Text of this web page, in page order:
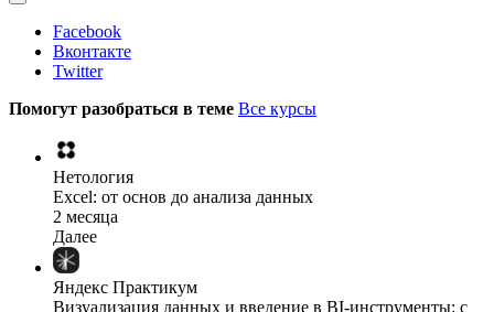
Facebook
Вконтакте
Twitter
Помогут разобраться в теме Все курсы
Нетология
Excel: от основ до анализа данных
2 месяца
Далее
Яндекс Практикум
Визуализация данных и введение в BI-инструменты: с